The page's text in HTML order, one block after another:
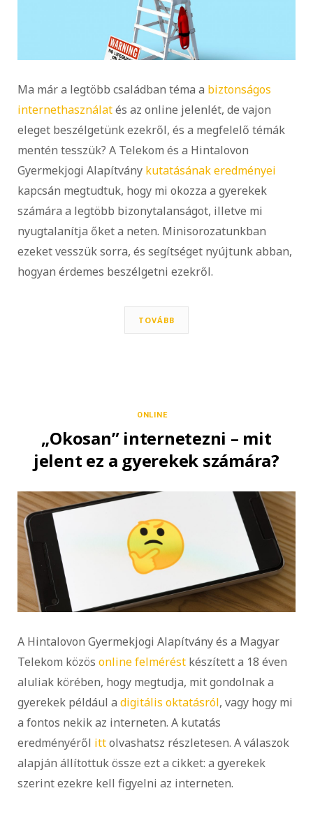
Ma már a legtöbb családban téma a biztonságos
internethasználatés az online jelenlét, de vajon
eleget beszélgetünk ezekről, és a megfelelő témák
mentén tesszük? A Telekom és a Hintalovon
Gyermekjogi Alapítvány kutatásának eredményei
kapcsán megtudtuk, hogy mi okozza a gyerekek
számára a legtöbb bizonytalanságot, illetve mi
nyugtalanítja őket a neten. Minisorozatunkban
ezeket vesszük sorra, és segítséget nyújtunk abban,
hogyan érdemes beszélgetni ezekről.
TOVÁBB
ONLINE
„Okosan” internetezni – mit
jelent ez a gyerekek számára?
A Hintalovon Gyermekjogi Alapítvány és a Magyar
Telekom közös online felmérést készített a 18 éven
aluliak körében, hogy megtudja, mit gondolnak a
gyerekek például a digitális oktatásról, vagy hogy mi
a fontos nekik az interneten. A kutatás
eredményéről ittolvashatsz részletesen. A válaszok
alapján állítottuk össze ezt a cikket: a gyerekek
szerint ezekre kell figyelni az interneten.